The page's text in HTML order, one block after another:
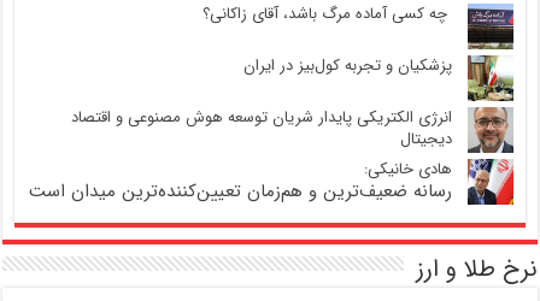
‍ چه کسی آماده مرگ باشد، آقای زاکانی؟
پزشکیان و تجربه کول‌بیز در ایران
انرژی الکتریکی پایدار شریان توسعه هوش مصنوعی و اقتصاد
دیجیتال
هادی خانیکی:
رسانه ضعیف‌ترین و هم‌زمان تعیین‌کننده‌ترین میدان است
نرخ طلا و ارز